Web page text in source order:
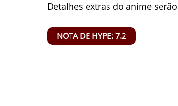
Detalhes extras do anime
NOTA DE HYPE: 7.2